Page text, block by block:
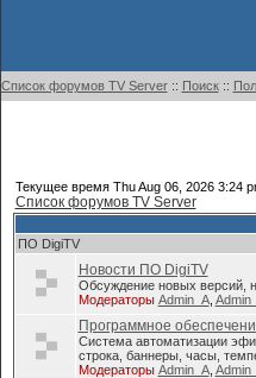
Список форумов TV Server:: Поиск::
Текущее время Thu Aug 06, 2026 3:24
Список форумов TV Server
ПО DigiTV
Новости ПО DigiTV
Обсуждение новых версий,
Модераторы Admin_A,
Программное
Система автоматизации
строка, баннеры, часы,
Модераторы Admin_A,